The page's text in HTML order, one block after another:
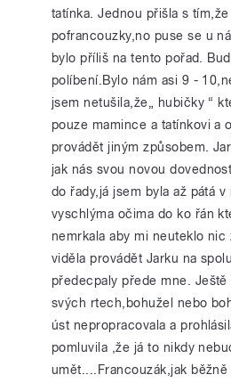
tatínka. Jednou přišla s
pofrancouzky,no puse se u
bylo příliš na tento pořad.
políbení.Bylo nám asi 9 -
jsem netušila,že„ hubičky “
pouze mamince a tatínkovi a
provádět jiným způsobem.
jak nás svou novou
do řady,já jsem byla až pátá
vyschlýma očima do ko řán
nemrkala aby mi neuteklo
viděla provádět Jarku na
předecpaly přede mne.
svých rtech,bohužel nebo
úst nepropracovala a
pomluvila ,že já to nikdy
umět....Francouzák,jak